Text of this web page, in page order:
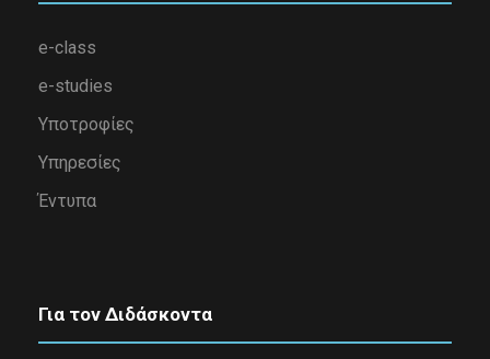
e-class
e-studies
Υποτροφίες
Υπηρεσίες
Έντυπα
Για τον Διδάσκοντα